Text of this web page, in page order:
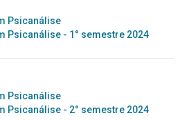
Psicanálise
Psicanálise - 1° semestre 2024
Psicanálise
Psicanálise - 2° semestre 2024